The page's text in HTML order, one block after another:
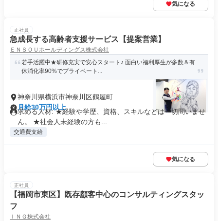
気になる
正社員
急成長する高齢者支援サービス【提案営業】
ＥＮＳＯＵホールディングス株式会社
若手活躍中★研修充実で安心スタート♪ 面白い福利厚生が多数＆有
休消化率90%でプライベート...
神奈川県横浜市神奈川区鶴屋町
月給30万円以上
求める人材: ★経験や学歴、資格、スキルなどは一切問いませ
ん。 ★社会人未経験の方も...
交通費支給
気になる
正社員
【福岡市東区】既存顧客中心のコンサルティングスタッ
フ
ＩＮＧ株式会社